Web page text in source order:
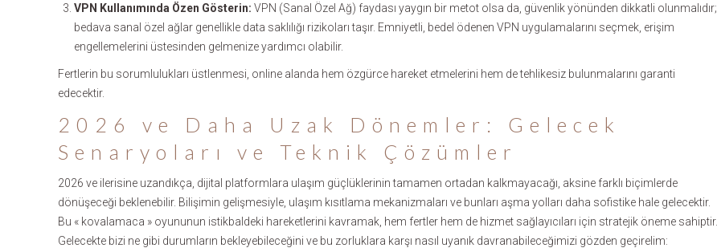
VPN Kullanımında Özen Gösterin: VPN (Sanal Özel Ağ) faydası yaygın bir metot olsa da, güvenlik yönünden dikkatli olunmalıdır;
bedava sanal özel ağlar genellikle data saklılığı rizikoları taşır. Emniyetli, bedel ödenen VPN uygulamalarını seçmek, erişim
engellemelerini üstesinden gelmenize yardımcı olabilir.
Fertlerin bu sorumlulukları üstlenmesi, online alanda hem özgürce hareket etmelerini hem de tehlikesiz bulunmalarını garanti
edecektir.
2026 ve Daha Uzak Dönemler: Gelecek
Senaryoları ve Teknik Çözümler
2026 ve ilerisine uzandıkça, dijital platformlara ulaşım güçlüklerinin tamamen ortadan kalkmayacağı, aksine farklı biçimlerde
dönüşeceği beklenebilir. Bilişimin gelişmesiyle, ulaşım kısıtlama mekanizmaları ve bunları aşma yolları daha sofistike hale gelecektir.
Bu « kovalamaca » oyununun istikbaldeki hareketlerini kavramak, hem fertler hem de hizmet sağlayıcıları için stratejik öneme sahiptir.
Gelecekte bizi ne gibi durumların bekleyebileceğini ve bu zorluklara karşı nasıl uyanık davranabileceğimizi gözden geçirelim: